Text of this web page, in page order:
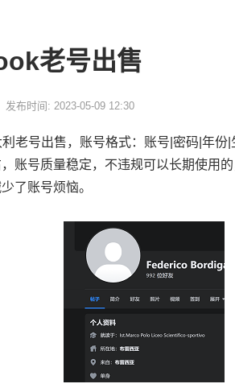
老号出售
发布时间: 2023-05-09 12:30
号出售，账号格式：账号|密码|年份|
账号质量稳定，不违规可以长期使用
了账号烦恼。